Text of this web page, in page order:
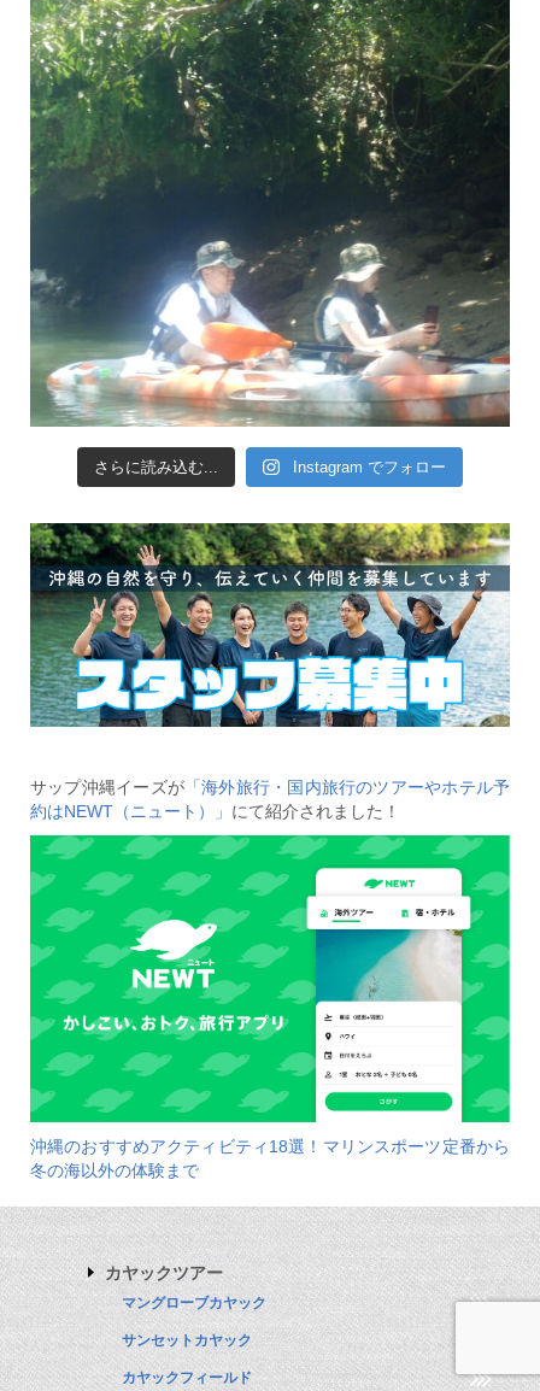
さらに読み込む... Instagram でフォロー
サップ沖縄イーズが 「海外旅行・国内旅行のツアーやホテル予
約はNEWT（ニュート）」 にて紹介されました！
沖縄のおすすめアクティビティ18選！マリンスポーツ定番から
冬の海以外の体験まで
カヤックツアー
マングローブカヤック
サンセットカヤック
カヤックフィールド